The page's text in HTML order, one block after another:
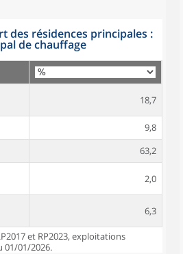
des résidences principales :
de chauffage
18,7
9,8
63,2
2,0
6,3
et RP2023, exploitations
01/01/2026.